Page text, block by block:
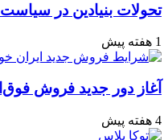
تحولات بنیادین در
1 هفته پیش
آغاز دور جدید فروش
4 هفته پیش